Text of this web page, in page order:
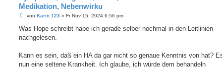
Medikation, Nebenwirku
B
i
r
von Karin 123 » Fr Nov 15, 2024 6:56 pm
Was Hope schreibt habe ich gerade selber nochmal in den Leitlinien
nachgelesen.
Kann es sein, daß ein HA da gar nicht so genaue Kenntnis von hat?
nun eine seltene Krankheit. Ich glaube, ich würde dem behandeln